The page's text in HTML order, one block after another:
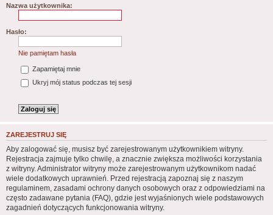
Nazwa użytkownika:
Hasło:
Nie pamiętam hasła
Zapamiętaj mnie
Ukryj mój status podczas tej sesji
ZAREJESTRUJ SIĘ
Aby zalogować się, musisz być zarejestrowanym użytkownikiem witryny.
Rejestracja zajmuje tylko chwilę, a znacznie zwiększa możliwości korzystania
z witryny. Administrator witryny może zarejestrowanym użytkownikom nadać
wiele dodatkowych uprawnień. Przed rejestracją zapoznaj się z naszym
regulaminem, zasadami ochrony danych osobowych oraz z odpowiedziami na
często zadawane pytania (FAQ), gdzie jest wyjaśnionych wiele podstawowych
zagadnień dotyczących funkcjonowania witryny.